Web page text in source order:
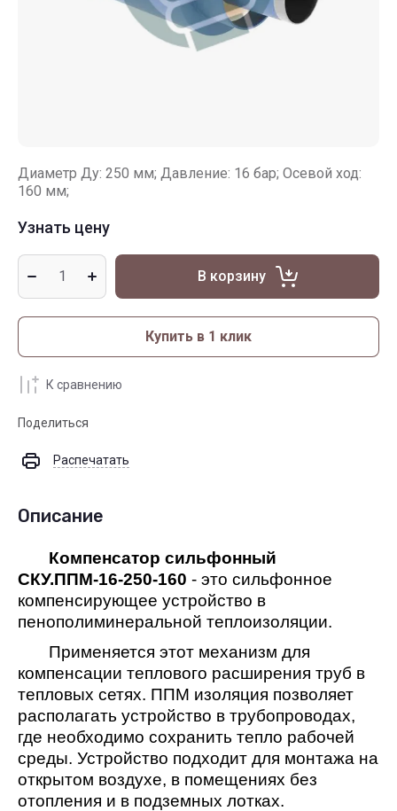
Диаметр Ду: 250 мм; Давление: 16 бар; Осевой ход:
160 мм;
Узнать цену
В корзину
Купить в 1 клик
К сравнению
Поделиться
Распечатать
Описание
Компенсатор сильфонный
СКУ.ППМ-16-250-160 - это сильфонное
компенсирующее устройство в
пенополиминеральной теплоизоляции.
Применяется этот механизм для
компенсации теплового расширения труб в
тепловых сетях. ППМ изоляция позволяет
располагать устройство в трубопроводах,
где необходимо сохранить тепло рабочей
среды. Устройство подходит для монтажа на
открытом воздухе, в помещениях без
отопления и в подземных лотках.